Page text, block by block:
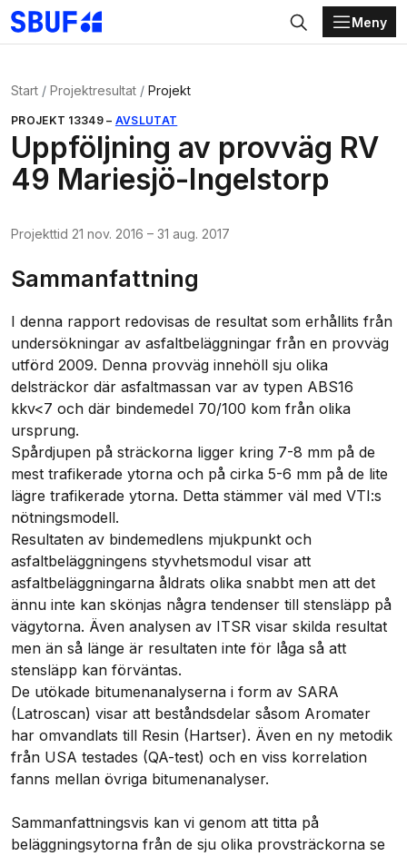
Gå direkt till huvudinnehållet
Sök
Meny
Start Projektresultat Projekt
PROJEKT 13349 – AVSLUTAT
Uppföljning av provväg RV
49 Mariesjö-Ingelstorp
Projekttid 21 nov. 2016 – 31 aug. 2017
Sammanfattning
I denna rapport redovisas de resultat som erhållits från
undersökningar av asfaltbeläggningar från en provväg
utförd 2009. Denna provväg innehöll sju olika
delsträckor där asfaltmassan var av typen ABS16
kkv<7 och där bindemedel 70/100 kom från olika
ursprung.
Spårdjupen på sträckorna ligger kring 7-8 mm på de
mest trafikerade ytorna och på cirka 5-6 mm på de lite
lägre trafikerade ytorna. Detta stämmer väl med VTI:s
nötningsmodell.
Resultaten av bindemedlens mjukpunkt och
asfaltbeläggningens styvhetsmodul visar att
asfaltbeläggningarna åldrats olika snabbt men att det
ännu inte kan skönjas några tendenser till stensläpp på
vägytorna. Även analysen av ITSR visar skilda resultat
men än så länge är resultaten inte för låga så att
stensläpp kan förväntas.
De utökade bitumenanalyserna i form av SARA
(Latroscan) visar att beståndsdelar såsom Aromater
har omvandlats till Resin (Hartser). Även en ny metodik
från USA testades (QA-test) och en viss korrelation
fanns mellan övriga bitumenanalyser.
Sammanfattningsvis kan vi genom att titta på
beläggningsytorna från de sju olika provsträckorna se